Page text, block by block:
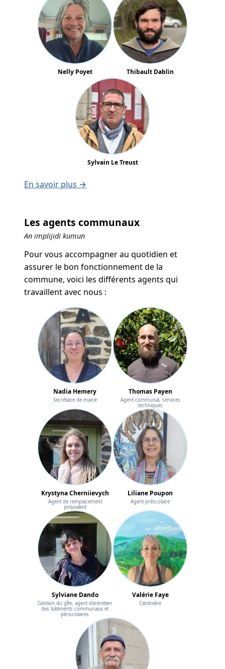
Nelly Poyet Thibault Dablin
Sylvain Le Treust
En savoir plus →
Les agents communaux
An implijidi kumun
Pour vous accompagner au quotidien et
assurer le bon fonctionnement de la
commune, voici les différents agents qui
travaillent avec nous :
Nadia Hemery
Secrétaire de mairie
Thomas Payen
Agent communal, services
techniques
Krystyna Cherniievych
Agent de remplacement
polyvalent
Liliane Poupon
Agent préscolaire
Sylviane Dando
Gestion du gîte, agent d'entretien
des bâtiments communaux et
périscolaires
Valérie Faye
Cantinière